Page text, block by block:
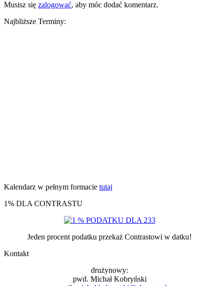
Musisz się zalogować, aby móc dodać komentarz.
Najbliższe Terminy:
Kalendarz w pełnym formacie tutaj
1% DLA CONTRASTU
Jeden procent podatku przekaż Contrastowi w datku!
Kontakt
drużynowy:
pwd. Michał Kobryński